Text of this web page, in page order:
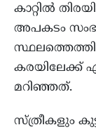
കാറ്റിൽ
അപകടം
സ്ഥലത്തെത്തി
കരയിലേക്ക്
മറിഞ്ഞത്.
സ്ത്രീകളും